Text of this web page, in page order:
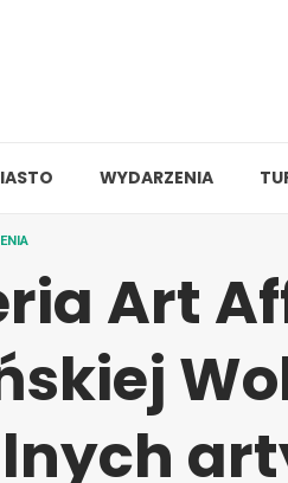
WYDARZENIA
Art